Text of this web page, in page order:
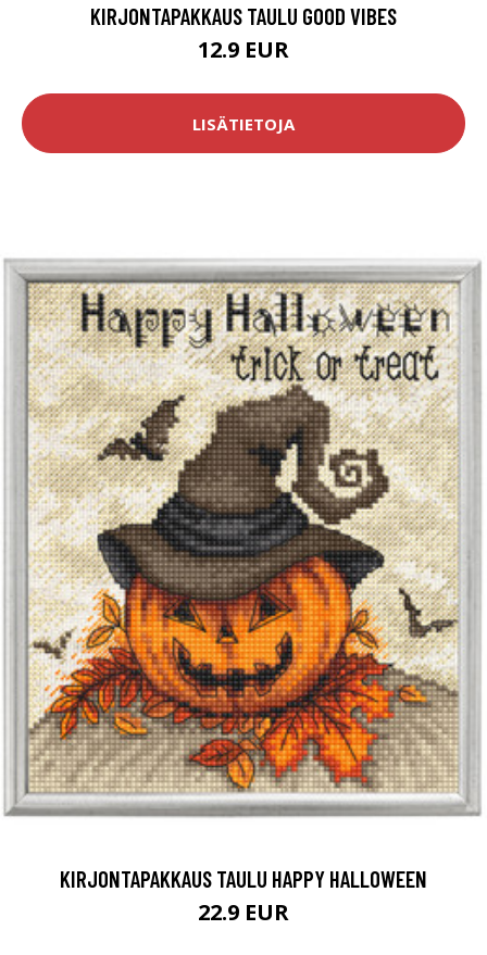
KIRJONTAPAKKAUS TAULU GOOD VIBES
12.9 EUR
LISÄTIETOJA
KIRJONTAPAKKAUS TAULU HAPPY HALLOWEEN
22.9 EUR